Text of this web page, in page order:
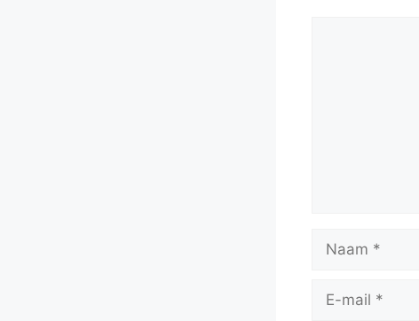
mail